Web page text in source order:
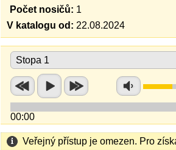
Počet nosičů: 1
V katalogu od: 22.08.2024
Stopa 1
00:00
Veřejný přístup je omezen. Pro